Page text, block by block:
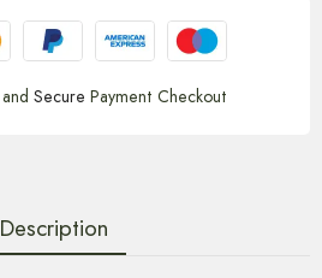
and Secure Payment Checkout
Description